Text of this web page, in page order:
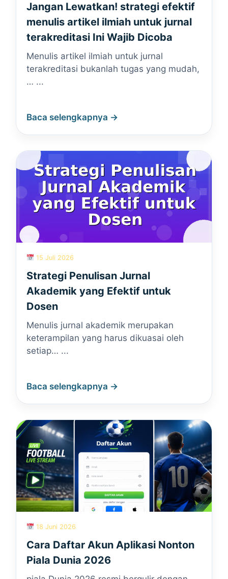
Jangan Lewatkan! strategi efektif
menulis artikel ilmiah untuk jurnal
terakreditasi Ini Wajib Dicoba
Menulis artikel ilmiah untuk jurnal
terakreditasi bukanlah tugas yang mudah,
… ...
Baca selengkapnya →
15 Juli 2026
Strategi Penulisan Jurnal
Akademik yang Efektif untuk
Dosen
Menulis jurnal akademik merupakan
keterampilan yang harus dikuasai oleh
setiap… ...
Baca selengkapnya →
18 Juni 2026
Cara Daftar Akun Aplikasi Nonton
Piala Dunia 2026